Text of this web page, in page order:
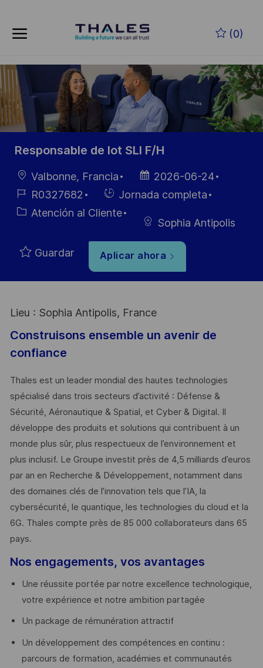
(0)
-
Responsable de lot SLI F/H
Ubicación
Valbonne, Francia
Fecha de
publicación
2026-06-24
ID de
empleo
R0327682
Hiring
Type
Jornada completa
Categoría
Atención al Cliente
Sophia Antipolis
Guardar Aplicar ahora
Lieu : Sophia Antipolis, France
Construisons ensemble un avenir de
confiance
Thales est un leader mondial des hautes technologies
spécialisé dans trois secteurs d’activité : Défense &
Sécurité, Aéronautique & Spatial, et Cyber & Digital. Il
développe des produits et solutions qui contribuent à un
monde plus sûr, plus respectueux de l’environnement et
plus inclusif. Le Groupe investit près de 4,5 milliards d’euros
par an en Recherche & Développement, notamment dans
des domaines clés de l’innovation tels que l’IA, la
cybersécurité, le quantique, les technologies du cloud et la
6G. Thales compte près de 85 000 collaborateurs dans 65
pays. ​
Nos engagements, vos avantages
Une réussite portée par notre excellence technologique,
votre expérience et notre ambition partagée
Un package de rémunération attractif
Un développement des compétences en continu :
parcours de formation, académies et communautés